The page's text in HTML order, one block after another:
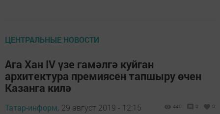
ЦЕНТРАЛЬНЫЕ НОВОСТИ
Ага Хан IV үзе гамәлгә куйган
архитектура премиясен тапшыру өчен
Казанга килә
Татар-информ, 29 август 2019 - 12:15 440 0 0